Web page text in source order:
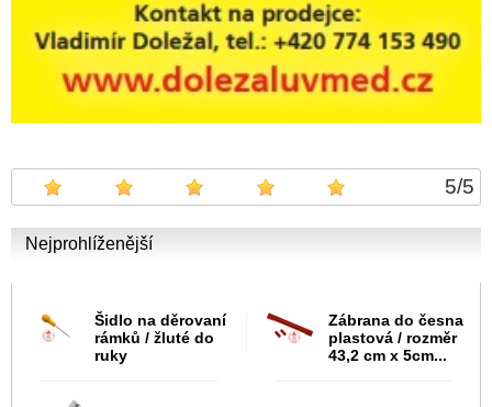
5/5
Nejprohlíženější
Šidlo na děrovaní
rámků / žluté do
ruky
Zábrana do česna
plastová / rozměr
43,2 cm x 5cm...